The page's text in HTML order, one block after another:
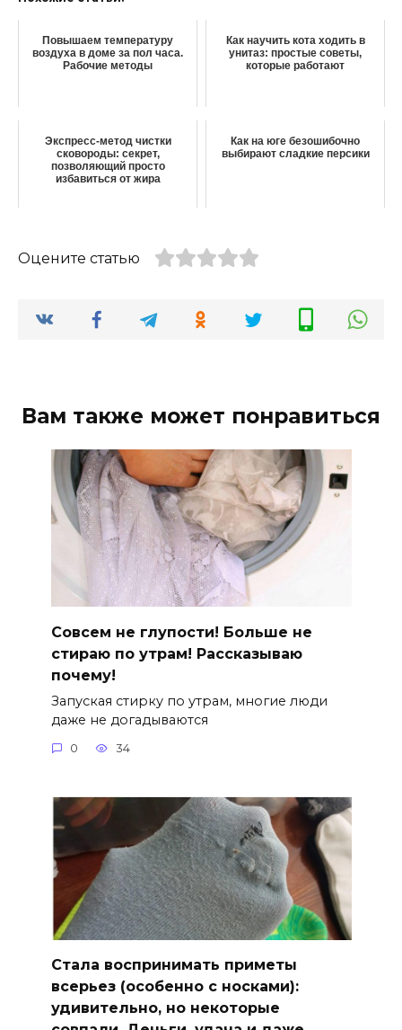
Повышаем температуру
воздуха в доме за пол часа.
Рабочие методы
Как научить кота ходить в
унитаз: простые советы,
которые работают
Экспресс-метод чистки
сковороды: секрет,
позволяющий просто
избавиться от жира
Как на юге безошибочно
выбирают сладкие персики
Оцените статью
Вам также может понравиться
Совсем не глупости! Больше не
стираю по утрам! Рассказываю
почему!
Запуская стирку по утрам, многие люди
даже не догадываются
0 34
Стала воспринимать приметы
всерьез (особенно с носками):
удивительно, но некоторые